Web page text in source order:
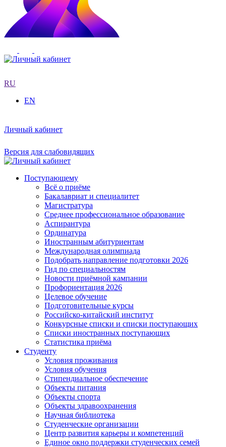
RU
EN
Личный кабинет
Версия для слабовидящих
Поступающему
Всё о приёме
Бакалавриат и специалитет
Магистратура
Среднее профессиональное образование
Аспирантура
Ординатура
Иностранным абитуриентам
Международная олимпиада
Подобрать направление подготовки 2026
Гид по специальностям
Новости приёмной кампании
Профориентация 2026
Целевое обучение
Подготовительные курсы
Российско-китайский институт
Конкурсные списки и списки поступающих
Списки иностранных поступающих
Статистика приёма
Студенту
Условия проживания
Условия обучения
Стипендиальное обеспечение
Объекты питания
Объекты спорта
Объекты здравоохранения
Научная библиотека
Студенческие организации
Центр развития карьеры и компетенций
Единое окно поддержки студенческих семей